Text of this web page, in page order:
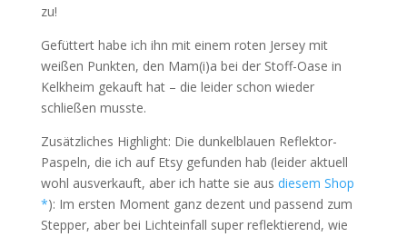
zu!
Gefüttert habe ich ihn mit einem roten Jersey mit
weißen Punkten, den Mam(i)a bei der Stoff-Oase in
Kelkheim gekauft hat – die leider schon wieder
schließen musste.
Zusätzliches Highlight: Die dunkelblauen Reflektor-
Paspeln, die ich auf Etsy gefunden hab (leider aktuell
wohl ausverkauft, aber ich hatte sie aus diesem Shop
*): Im ersten Moment ganz dezent und passend zum
Stepper, aber bei Lichteinfall super reflektierend, wie